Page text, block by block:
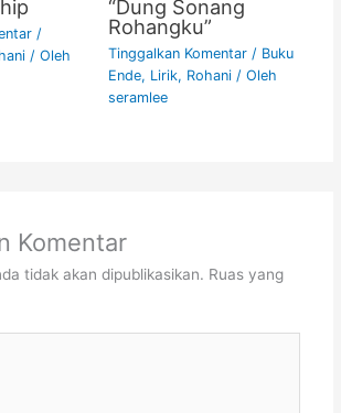
/
/ Oleh
“Dung Sonang
Rohangku”
Tinggalkan Komentar / Buku
Ende, Lirik, Rohani/ Oleh
seramlee
Komentar
tidak akan dipublikasikan. Ruas yang